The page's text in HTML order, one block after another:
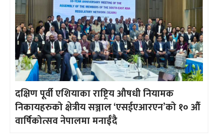
दक्षिण पूर्वी एशियाका राष्ट्रिय औषधी नियामक
निकायहरुको क्षेत्रीय सञ्जाल ‘एसईएआरएन’को १० औँ
वार्षिकोत्सव नेपालमा मनाईँदै